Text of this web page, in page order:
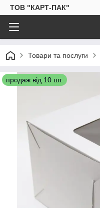
ТОВ "КАРТ-ПАК"
Товари та послуги
продаж від 10 шт.